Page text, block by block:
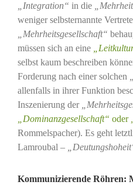
„Integration“ in die
weniger selbsternannte
„Mehrheitsgesellschaft“
müssen sich an eine
selbst kaum beschreiben
Forderung nach einer solchen
allenfalls in ihrer Funktion
Inszenierung der
„Dominanzgesellschaft“ oder
Rommelspacher). Es geht
Lamroubal –
Kommunizierende Röhren: